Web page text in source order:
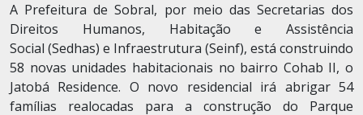
A Prefeitura de Sobral, por meio das Secretarias dos
Direitos Humanos, Habitação e Assistência
Social (Sedhas) e Infraestrutura (Seinf), está construindo
58 novas unidades habitacionais no bairro Cohab II, o
Jatobá Residence. O novo residencial irá abrigar 54
famílias realocadas para a construção do Parque